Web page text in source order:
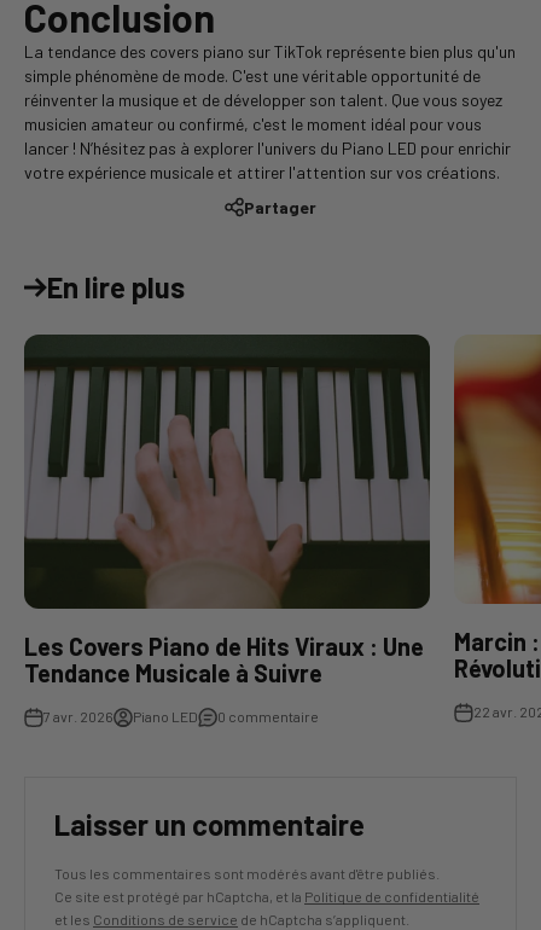
Conclusion
La tendance des covers piano sur TikTok représente bien plus qu'un
simple phénomène de mode. C'est une véritable opportunité de
réinventer la musique et de développer son talent. Que vous soyez
musicien amateur ou confirmé, c'est le moment idéal pour vous
lancer ! N’hésitez pas à explorer l'univers du Piano LED pour enrichir
votre expérience musicale et attirer l'attention sur vos créations.
Partager
En lire plus
Les Covers Piano de Hits Viraux : Une
Tendance Musicale à Suivre
7 avr. 2026 Piano LED 0 commentaire
Marcin
22 avr.
Laisser un commentaire
Tous les commentaires sont modérés avant d'être publiés.
Ce site est protégé par hCaptcha, et la Politique de confidentialité
et les Conditions de service de hCaptcha s’appliquent.